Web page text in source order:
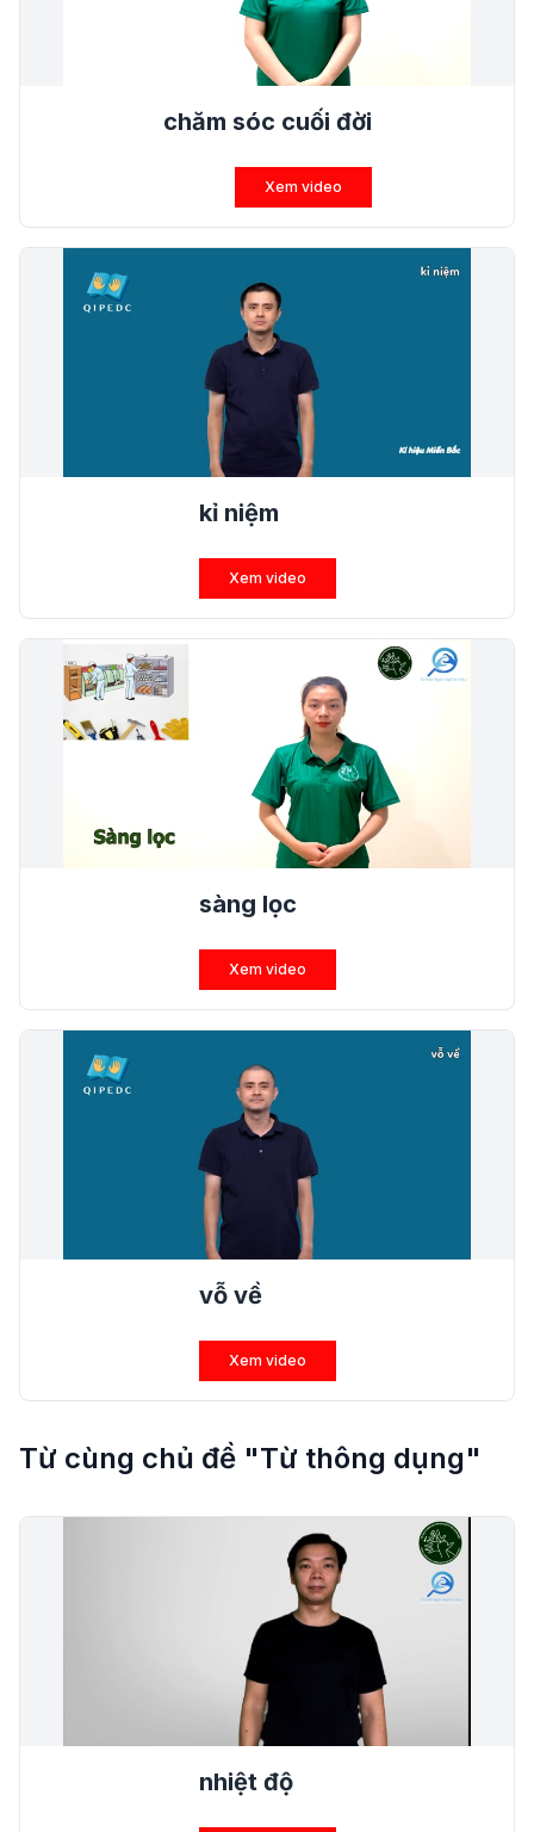
chăm sóc cuối đời
Xem video
kỉ niệm
Xem video
sàng lọc
Xem video
vỗ về
Xem video
Từ cùng chủ đề "Từ thông dụng"
nhiệt độ